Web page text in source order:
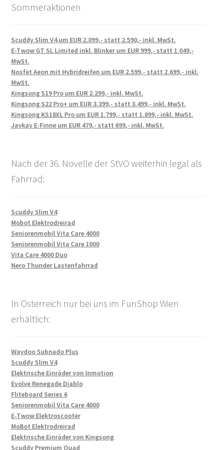
Sommeraktionen
Scuddy Slim V4 um EUR 2.099,- statt 2.590,- inkl. MwSt.
E-Twow GT SL Limited inkl. Blinker um EUR 999,- statt 1.049,-
MwSt.
Nosfet Aeon mit Hybridreifen um EUR 2.599,- statt 2.699,- inkl.
MwSt.
Kingsong S19 Pro um EUR 2.299,- inkl. MwSt.
Kingsong S22 Pro+ um EUR 3.399,- statt 3.499,- inkl. MwSt.
Kingsong KS18XL Pro um EUR 1.799,- statt 1.899,- inkl. MwSt.
Jaykay E-Finne um EUR 479,- statt 699,- inkl. MwSt.
Nach der 36. Novelle der StVO weiterhin legal als
Fahrrad:
Scuddy Slim V4
Mobot Elektrodreirad
Seniorenmobil Vita Care 4000
Seniorenmobil Vita Care 1000
Vita Care 4000 Duo
Nero Thunder Lastenfahrrad
In Österreich nur bei uns im FunShop Wien
erhältlich:
Waydoo Subnado Plus
Scuddy Slim V4
Elektrische Einräder von Inmotion
Evolve Renegade Diablo
Fliteboard Series 6
Seniorenmobil Vita Care 4000
E-Twow Elektroscooter
MoBot Elektrodreirad
Elektrische Einräder von Kingsong
Scuddy Premium Quad